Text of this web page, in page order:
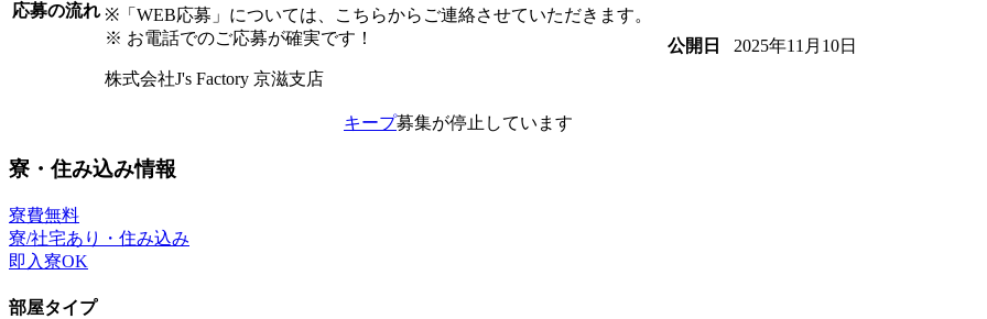
応募の流れ ※「WEB応募」については、こちらからご連絡させていただきます。
※ お電話でのご応募が確実です！
株式会社J's Factory 京滋支店
公開日 2025年11月10日
キープ募集が停止しています
寮・住み込み情報
寮費無料
寮/社宅あり・住み込み
即入寮OK
部屋タイプ